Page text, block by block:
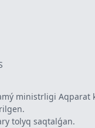
ministrligi Aqparat
tolyq saqtalǵan.